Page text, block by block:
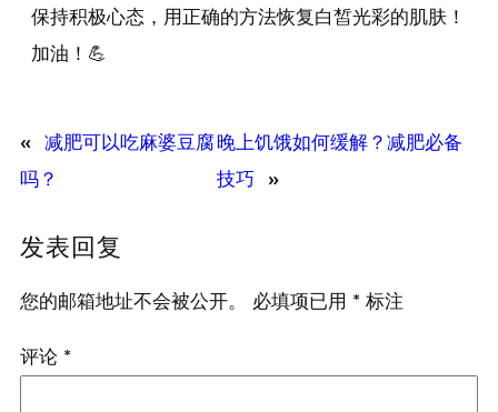
保持积极心态，用正确的方法恢复白皙光彩的肌肤！
加油！💪
«
减肥可以吃麻婆豆腐
吗？
晚上饥饿如何缓解？减肥必备
技巧
»
发表回复
您的邮箱地址不会被公开。 必填项已用 * 标注
评论 *